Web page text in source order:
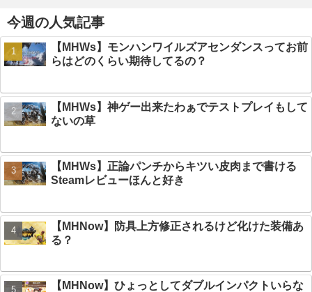
今週の人気記事
【MHWs】モンハンワイルズアセンダンスってお前
らはどのくらい期待してるの？
【MHWs】神ゲー出来たわぁでテストプレイもして
ないの草
【MHWs】正論パンチからキツい皮肉まで書ける
Steamレビューほんと好き
【MHNow】防具上方修正されるけど化けた装備あ
る？
【MHNow】ひょっとしてダブルインパクトいらな